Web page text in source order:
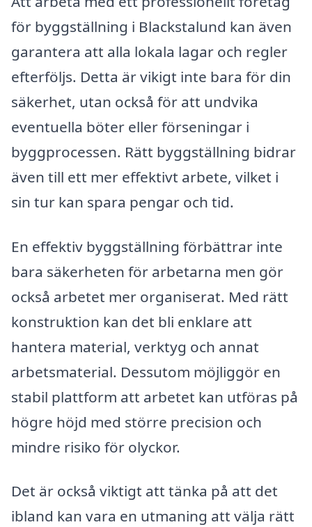
för byggställning i Blackstalund kan även
garantera att alla lokala lagar och regler
efterföljs. Detta är vikigt inte bara för din
säkerhet, utan också för att undvika
eventuella böter eller förseningar i
byggprocessen. Rätt byggställning bidrar
även till ett mer effektivt arbete, vilket i
sin tur kan spara pengar och tid.
En effektiv byggställning förbättrar inte
bara säkerheten för arbetarna men gör
också arbetet mer organiserat. Med rätt
konstruktion kan det bli enklare att
hantera material, verktyg och annat
arbetsmaterial. Dessutom möjliggör en
stabil plattform att arbetet kan utföras på
högre höjd med större precision och
mindre risiko för olyckor.
Det är också viktigt att tänka på att det
ibland kan vara en utmaning att välja rätt